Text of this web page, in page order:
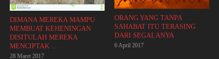
DIMANA MEREKA MAMPU
MEMBUAT KEHENINGAN
DISITULAH MEREKA
MENCIPTAK ...
28 Maret 2017
ORANG YANG TANPA
SAHABAT ITU TERASING
DARI SEGALANYA
6 April 2017